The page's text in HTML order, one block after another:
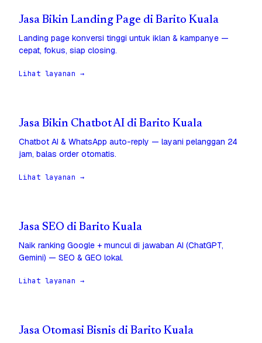
Jasa Bikin Landing Page di Barito Kuala
Landing page konversi tinggi untuk iklan & kampanye —
cepat, fokus, siap closing.
Lihat layanan →
Jasa Bikin Chatbot AI di Barito Kuala
Chatbot AI & WhatsApp auto-reply — layani pelanggan 24
jam, balas order otomatis.
Lihat layanan →
Jasa SEO di Barito Kuala
Naik ranking Google + muncul di jawaban AI (ChatGPT,
Gemini) — SEO & GEO lokal.
Lihat layanan →
Jasa Otomasi Bisnis di Barito Kuala